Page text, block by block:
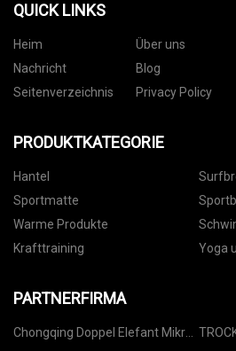
QUICK LINKS
Heim Über uns
Nachricht
Blog
Seitenverzeichnis
Privacy Policy
PRODUKTKATEGORIE
Hantel
Sportmatte
Warme Produkte
Krafttraining
Yoga
PARTNERFIRMA
Chongqing Doppel Elefant Mikro